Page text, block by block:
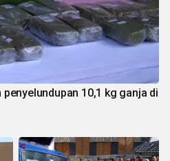
10,1 kg ganja di